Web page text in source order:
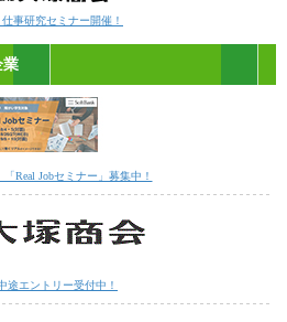
仕事研究セミナー開催！
業
「Real Jobセミナー」募集中！
途エントリー受付中！